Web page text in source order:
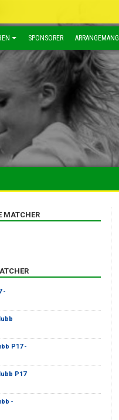
SPONSORER ARRANGEMANG
MATCHER
-
P17-
P17
-